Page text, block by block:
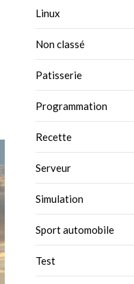
Linux
Non classé
Patisserie
Programmation
Recette
Serveur
Simulation
Sport automobile
Test